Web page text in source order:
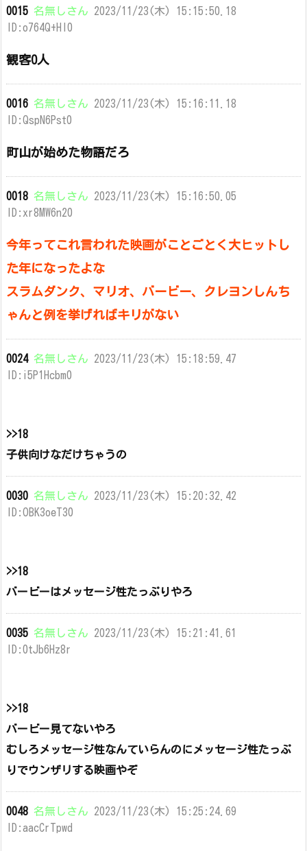
0015 名無しさん 2023/11/23(木) 15:15:50.18
ID:o764Q+Hl0
観客0人
0016 名無しさん 2023/11/23(木) 15:16:11.18
ID:QspN6Pst0
町山が始めた物語だろ
0018 名無しさん 2023/11/23(木) 15:16:50.05
ID:xr8MW6n20
今年ってこれ言われた映画がことごとく大ヒットし
た年になったよな
スラムダンク、マリオ、バービー、クレヨンしんち
ゃんと例を挙げればキリがない
0024 名無しさん 2023/11/23(木) 15:18:59.47
ID:i5P1Hcbm0
>>18
子供向けなだけちゃうの
0030 名無しさん 2023/11/23(木) 15:20:32.42
ID:OBK3oeT30
>>18
バービーはメッセージ性たっぷりやろ
0035 名無しさん 2023/11/23(木) 15:21:41.61
ID:0tJb6Hz8r
>>18
バービー見てないやろ
むしろメッセージ性なんていらんのにメッセージ性たっぷ
りでウンザリする映画やぞ
0048 名無しさん 2023/11/23(木) 15:25:24.69
ID:aacCrTpwd